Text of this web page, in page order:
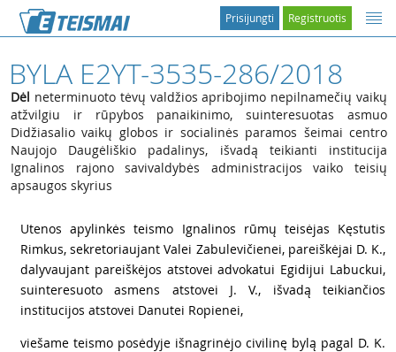
Registruotis
Prisijungti
BYLA E2YT-3535-286/2018
Dėl neterminuoto tėvų valdžios apribojimo nepilnamečių vaikų
atžvilgiu ir rūpybos panaikinimo, suinteresuotas asmuo
Didžiasalio vaikų globos ir socialinės paramos šeimai centro
Naujojo Daugėliškio padalinys, išvadą teikianti institucija
Ignalinos rajono savivaldybės administracijos vaiko teisių
apsaugos skyrius
Utenos apylinkės teismo Ignalinos rūmų teisėjas Kęstutis
Rimkus, sekretoriaujant Valei Zabulevičienei, pareiškėjai D. K.,
dalyvaujant pareiškėjos atstovei advokatui Egidijui Labuckui,
suinteresuoto asmens atstovei J. V., išvadą teikiančios
institucijos atstovei Danutei Ropienei,
viešame teismo posėdyje išnagrinėjo civilinę bylą pagal D. K.